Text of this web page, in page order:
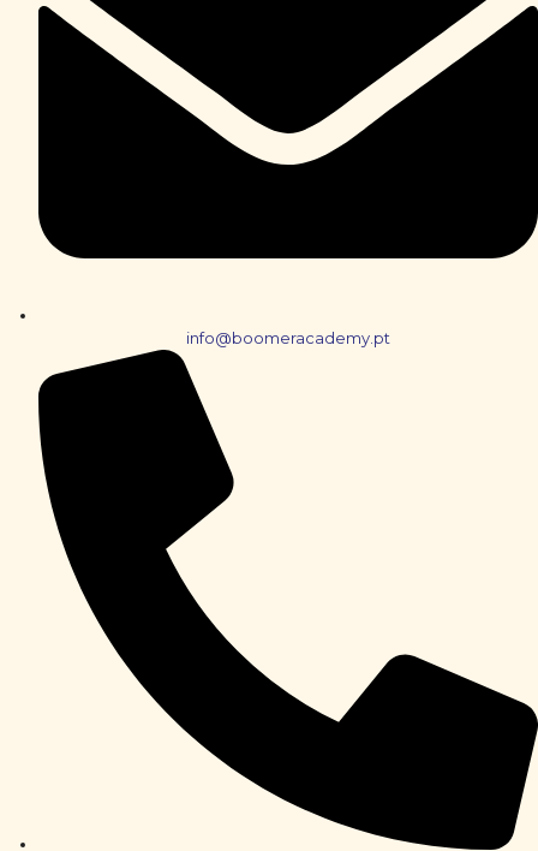
info@boomeracademy.pt